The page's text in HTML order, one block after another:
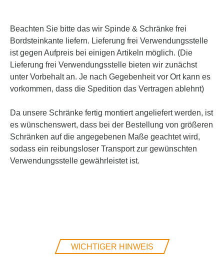
Beachten Sie bitte das wir Spinde & Schränke frei
Bordsteinkante liefern. Lieferung frei Verwendungsstelle
ist gegen Aufpreis bei einigen Artikeln möglich. (Die
Lieferung frei Verwendungsstelle bieten wir zunächst
unter Vorbehalt an. Je nach Gegebenheit vor Ort kann es
vorkommen, dass die Spedition das Vertragen ablehnt)
Da unsere Schränke fertig montiert angeliefert werden, ist
es wünschenswert, dass bei der Bestellung von größeren
Schränken auf die angegebenen Maße geachtet wird,
sodass ein reibungsloser Transport zur gewünschten
Verwendungsstelle gewährleistet ist.
WICHTIGER HINWEIS